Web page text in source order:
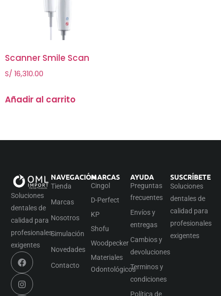
Scanner Smile Scan
S/ 16,310.00
Añadir al carrito
Soluciones
dentales de
calidad para
profesionales
exigentes
NAVEGACIÓN
Tienda
Marcas
Nosotros
Simulación
Novedades
Contacto
MARCAS
Cingol
D-Perfect
KP
Shofu
Woodpecker
Materiales
Odontológicos
AYUDA
Preguntas
frecuentes
Envíos y
entregas
Cambios y
devoluciones
Terminos y
condiciones
SUSCRÍBETE
Soluciones
dentales de
calidad para
profesionales
exigentes